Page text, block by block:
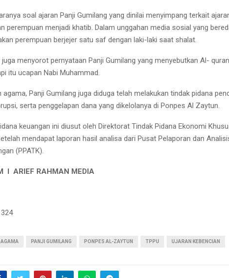
soal ajaran Panji Gumilang yang dinilai menyimpang terkait
perempuan menjadi khatib. Dalam unggahan media sosial yang
perempuan berjejer satu saf dengan laki-laki saat shalat.
juga menyorot pernyataan Panji Gumilang yang menyebutkan Al-
itu ucapan Nabi Muhammad.
agama, Panji Gumilang juga diduga telah melakukan tindak pidana
serta penggelapan dana yang dikelolanya di Ponpes Al Zaytun.
keuangan ini diusut oleh Direktorat Tindak Pidana Ekonomi
mendapat laporan hasil analisa dari Pusat Pelaporan dan
(PPATK).
I ARIEF RAHMAN MEDIA
324
PANJI GUMILANG PONPES AL-ZAYTUN TPPU UJARAN KEBENCIAN